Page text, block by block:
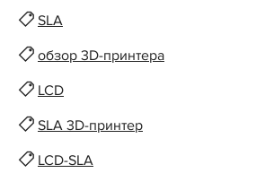
SLA
обзор 3D-принтера
LCD
SLA 3D-принтер
LCD-SLA